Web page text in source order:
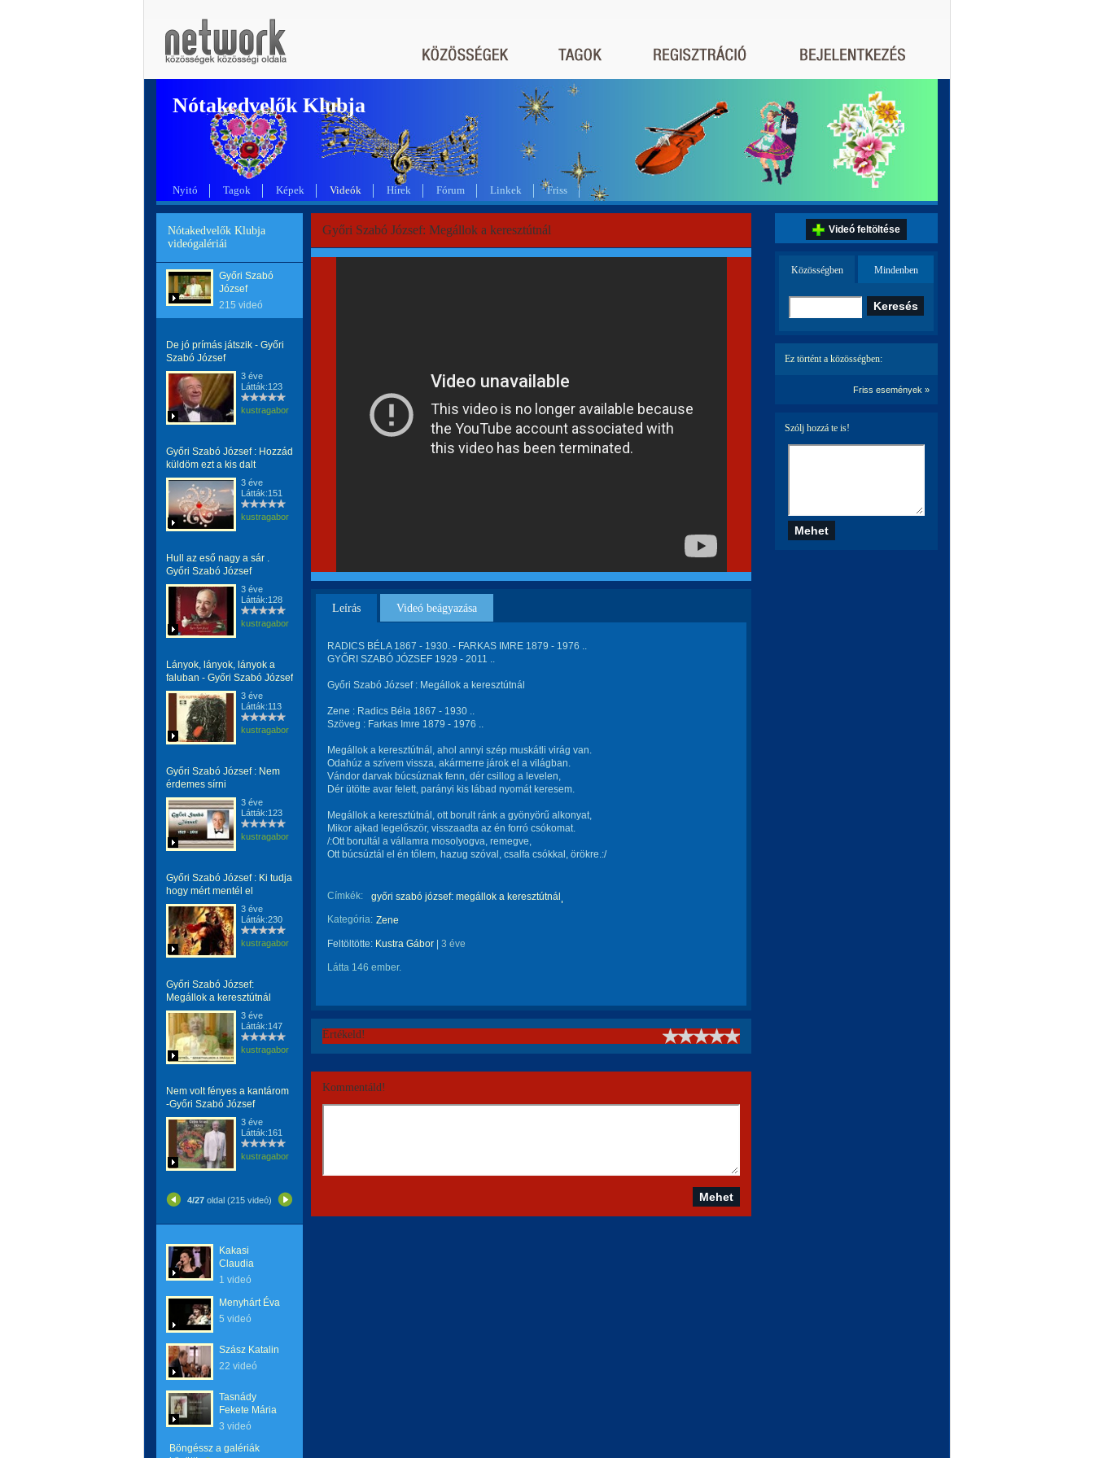
Nótakedvelők Klubja
Nyitó Tagok Képek Videók Hírek Fórum Linkek Friss
Nótakedvelők Klubja
videógalériái
Győri Szabó
József
215 videó
De jó prímás játszik - Győri
Szabó József
3 éve
Látták:123
kustragabor
Győri Szabó József : Hozzád
küldöm ezt a kis dalt
3 éve
Látták:151
kustragabor
Hull az eső nagy a sár .
Győri Szabó József
3 éve
Látták:128
kustragabor
Lányok, lányok, lányok a
faluban - Győri Szabó József
3 éve
Látták:113
kustragabor
Győri Szabó József : Nem
érdemes sírni
3 éve
Látták:123
kustragabor
Győri Szabó József : Ki tudja
hogy mért mentél el
3 éve
Látták:230
kustragabor
Győri Szabó József:
Megállok a keresztútnál
3 éve
Látták:147
kustragabor
Nem volt fényes a kantárom
-Győri Szabó József
3 éve
Látták:161
kustragabor
4/27 oldal (215 videó)
Kakasi
Claudia
1 videó
Menyhárt Éva
5 videó
Szász Katalin
22 videó
Tasnády
Fekete Mária
3 videó
Böngéssz a galériák
Győri Szabó József: Megállok a keresztútnál
Leírás Videó beágyazása
RADICS BÉLA 1867 - 1930. - FARKAS IMRE 1879 - 1976 ..
GYŐRI SZABÓ JÓZSEF 1929 - 2011 ..
Győri Szabó József : Megállok a keresztútnál
Zene : Radics Béla 1867 - 1930 ..
Szöveg : Farkas Imre 1879 - 1976 ..
Megállok a keresztútnál, ahol annyi szép muskátli virág van.
Odahúz a szívem vissza, akármerre járok el a világban.
Vándor darvak búcsúznak fenn, dér csillog a levelen,
Dér ütötte avar felett, parányi kis lábad nyomát keresem.
Megállok a keresztútnál, ott borult ránk a gyönyörű alkonyat,
Mikor ajkad legelőször, visszaadta az én forró csókomat.
/:Ott borultál a vállamra mosolyogva, remegve,
Ott búcsúztál el én tőlem, hazug szóval, csalfa csókkal, örökre.:/
Címkék:
győri szabó józsef: megállok a keresztútnál
Kategória: Zene
Feltöltötte: Kustra Gábor 3 éve
Látta 146 ember.
Értékeld!
Kommentáld!
Videó feltöltése
Közösségben Mindenben
Ez történt a közösségben:
Friss események »
Szólj hozzá te is!